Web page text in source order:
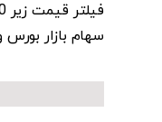
سهام بازار بورس